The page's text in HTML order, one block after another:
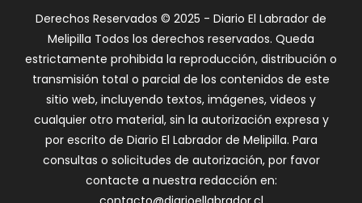
Derechos Reservados © 2025 - Diario El Labrador de
Melipilla Todos los derechos reservados. Queda
estrictamente prohibida la reproducción, distribución o
transmisión total o parcial de los contenidos de este
sitio web, incluyendo textos, imágenes, videos y
cualquier otro material, sin la autorización expresa y
por escrito de Diario El Labrador de Melipilla. Para
consultas o solicitudes de autorización, por favor
contacte a nuestra redacción en: